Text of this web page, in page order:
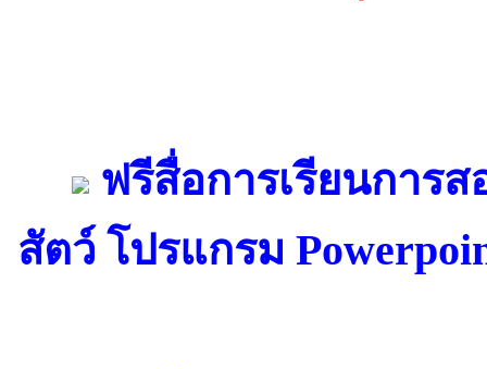
ฟรีสื่อการเรียนการ
สัตว์ โปรแกรม